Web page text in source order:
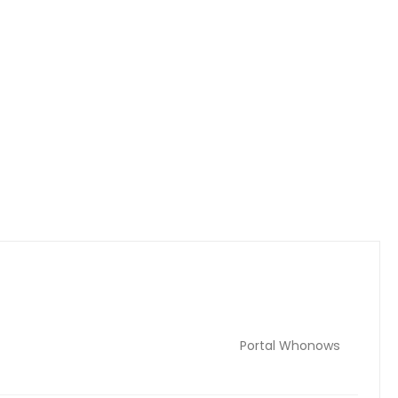
Portal Whonows